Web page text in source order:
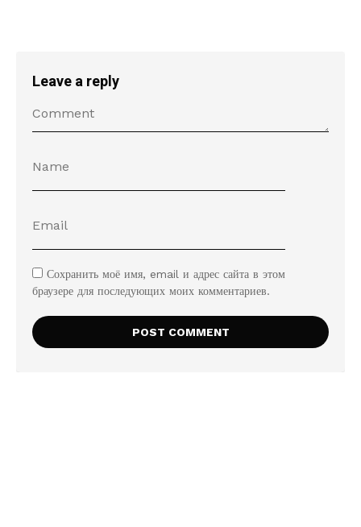
Leave a reply
Сохранить моё имя, email и адрес сайта в этом
браузере для последующих моих комментариев.